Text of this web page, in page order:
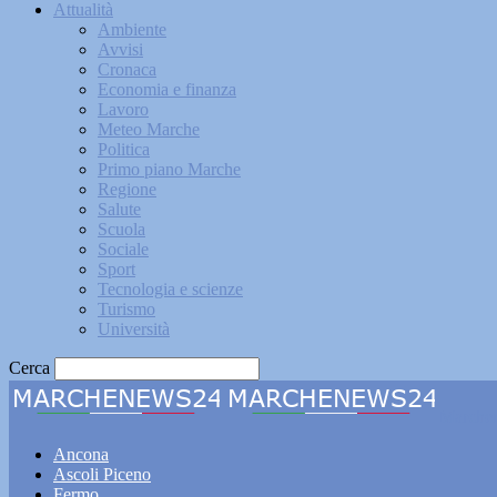
Attualità
Ambiente
Avvisi
Cronaca
Economia e finanza
Lavoro
Meteo Marche
Politica
Primo piano Marche
Regione
Salute
Scuola
Sociale
Sport
Tecnologia e scienze
Turismo
Università
Cerca
Ancona
Ascoli Piceno